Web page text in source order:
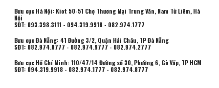
Bưu cục Hà Nội: Kiot 50-51 Chợ Thương Mại Trung Văn, Nam Từ Liêm, Hà
Nội
SĐT: 093.398.3111 - 094.319.9918 - 082.974.1777
Bưu cục Đà Nẵng: 41 Đường 3/2, Quận Hải Châu, TP Đà Nẵng
SĐT: 082.974.8777 - 082.974.9777 - 082.974.2777
Bưu cục Hồ Chí Minh:110/47/14 Đường số 30, Phường 6, Gò Vấp, TP HCM
SĐT: 094.319.9918 - 082.974.1777 - 082.974.8777